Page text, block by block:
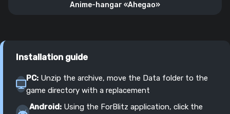
Anime-hangar «Ahegao»
Installation guide
PC: Unzip the archive, move the Data folder to the
game directory with a replacement
Android: Using the ForBlitz application, click the